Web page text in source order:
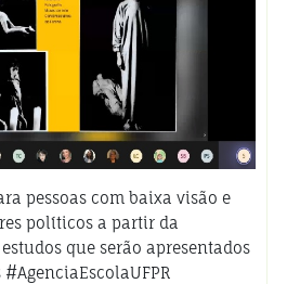
pessoas com baixa visão e
políticos a partir da
que serão apresentados